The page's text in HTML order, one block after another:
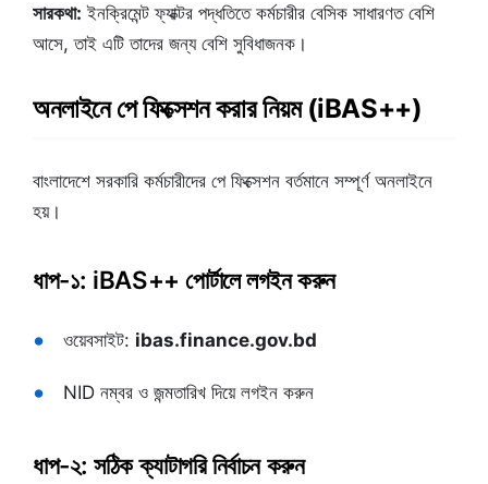
সারকথা: ইনক্রিমেন্ট ফ্যাক্টর পদ্ধতিতে কর্মচারীর বেসিক সাধারণত বেশি
আসে, তাই এটি তাদের জন্য বেশি সুবিধাজনক।
অনলাইনে পে ফিক্সেশন করার নিয়ম (iBAS++)
বাংলাদেশে সরকারি কর্মচারীদের পে ফিক্সেশন বর্তমানে সম্পূর্ণ অনলাইনে
হয়।
ধাপ-১: iBAS++ পোর্টালে লগইন করুন
ওয়েবসাইট: ibas.finance.gov.bd
NID নম্বর ও জন্মতারিখ দিয়ে লগইন করুন
ধাপ-২: সঠিক ক্যাটাগরি নির্বাচন করুন